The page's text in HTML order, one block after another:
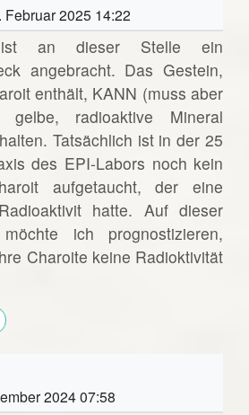
Februar 2025 14:22
ist an dieser Stelle ein
angebracht. Das Gestein,
enthält, KANN (muss aber
radioaktive Mineral
Tatsächlich ist in der 25
des EPI-Labors noch kein
aufgetaucht, der eine
hatte. Auf dieser
ich prognostizieren,
Charoite keine Radioktivität
2024 07:58